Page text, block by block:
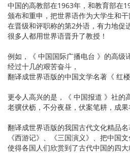
中国的高教部在1963年，和教育部在
颁布和重申，把世界语作为大学生和干
在晋级和评职称的第2外语，有力地促
很多人都用世界语晋升了教授！
例如，《 中国国际广播电台 》的高级
经过十几的艰苦奋斗，
翻译成世界语版的中国文学名著《 红楼
更令人高兴的是，《 中国报道 》社的
老骥伏枥，不分夜昼，伏案笔耕，成果
翻译成世界语版的我国古代文化精品名
《西游记》、《三国演义》、把中国
使得各国人们欣赏到了古代中国的四大